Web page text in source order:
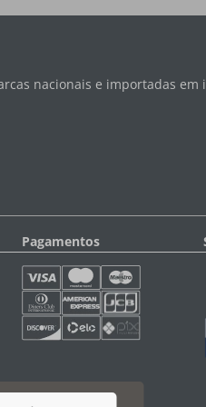
nacionais e importadas em
Pagamentos